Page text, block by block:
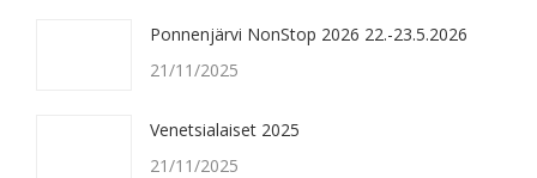
Ponnenjärvi NonStop 2026 22.-23.5.2026
21/11/2025
Venetsialaiset 2025
21/11/2025